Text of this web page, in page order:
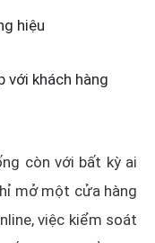
hiệu
với khách hàng
còn với bất kỳ ai
mở một cửa hàng
việc kiểm soát